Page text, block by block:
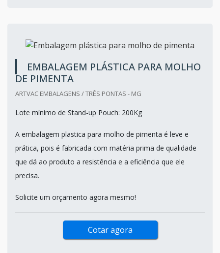
EMBALAGEM PLÁSTICA PARA MOLHO
DE PIMENTA
ARTVAC EMBALAGENS / TRÊS PONTAS - MG
Lote mínimo de Stand-up Pouch: 200Kg
A embalagem plastica para molho de pimenta é leve e
prática, pois é fabricada com matéria prima de qualidade
que dá ao produto a resistência e a eficiência que ele
precisa.
Solicite um orçamento agora mesmo!
Cotar agora